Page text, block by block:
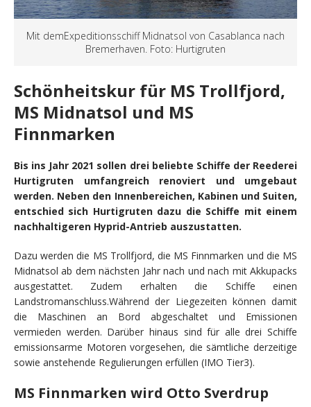
Mit demExpeditionsschiff Midnatsol von Casablanca nach
Bremerhaven. Foto: Hurtigruten
Schönheitskur für MS Trollfjord,
MS Midnatsol und MS
Finnmarken
Bis ins Jahr 2021 sollen drei beliebte Schiffe der Reederei
Hurtigruten umfangreich renoviert und umgebaut
werden. Neben den Innenbereichen, Kabinen und Suiten,
entschied sich Hurtigruten dazu die Schiffe mit einem
nachhaltigeren Hyprid-Antrieb auszustatten.
Dazu werden die MS Trollfjord, die MS Finnmarken und die MS
Midnatsol ab dem nächsten Jahr nach und nach mit Akkupacks
ausgestattet. Zudem erhalten die Schiffe einen
Landstromanschluss.Während der Liegezeiten können damit
die Maschinen an Bord abgeschaltet und Emissionen
vermieden werden. Darüber hinaus sind für alle drei Schiffe
emissionsarme Motoren vorgesehen, die sämtliche derzeitige
sowie anstehende Regulierungen erfüllen (IMO Tier3).
MS Finnmarken wird Otto Sverdrup